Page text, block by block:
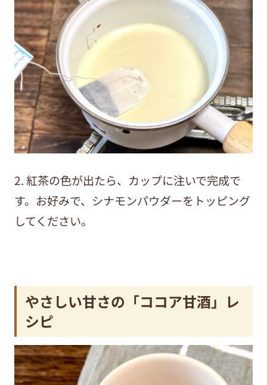
2. 紅茶の色が出たら、カップに注いで完成で
す。お好みで、シナモンパウダーをトッピング
してください。
やさしい甘さの「ココア甘酒」レ
シピ